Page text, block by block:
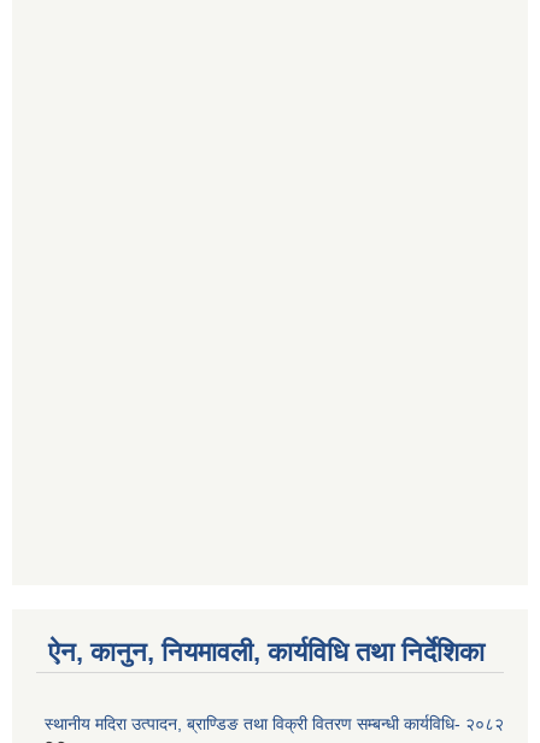
ऐन, कानुन, नियमावली, कार्यविधि तथा निर्देशिका
स्थानीय मदिरा उत्पादन, ब्राण्डिङ तथा विक्री वितरण सम्बन्धी कार्यविधि- २०८२